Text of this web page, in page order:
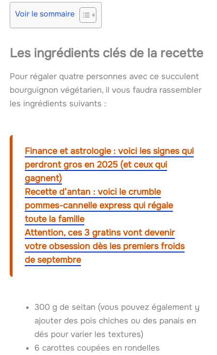
Voir le sommaire
Les ingrédients clés de la recette
Pour régaler quatre personnes avec ce succulent
bourguignon végétarien, il vous faudra rassembler
les ingrédients suivants :
Finance et astrologie : voici les signes qui
perdront gros en 2025 (et ceux qui
gagnent)
Recette d’antan : voici le crumble
pommes-cannelle express qui régale
toute la famille
Attention, ces 3 gratins vont devenir
votre obsession dès les premiers froids
de septembre
300 g de seitan (vous pouvez également y
ajouter des pois chiches ou des panais en
dés pour varier les textures)
6 carottes coupées en rondelles